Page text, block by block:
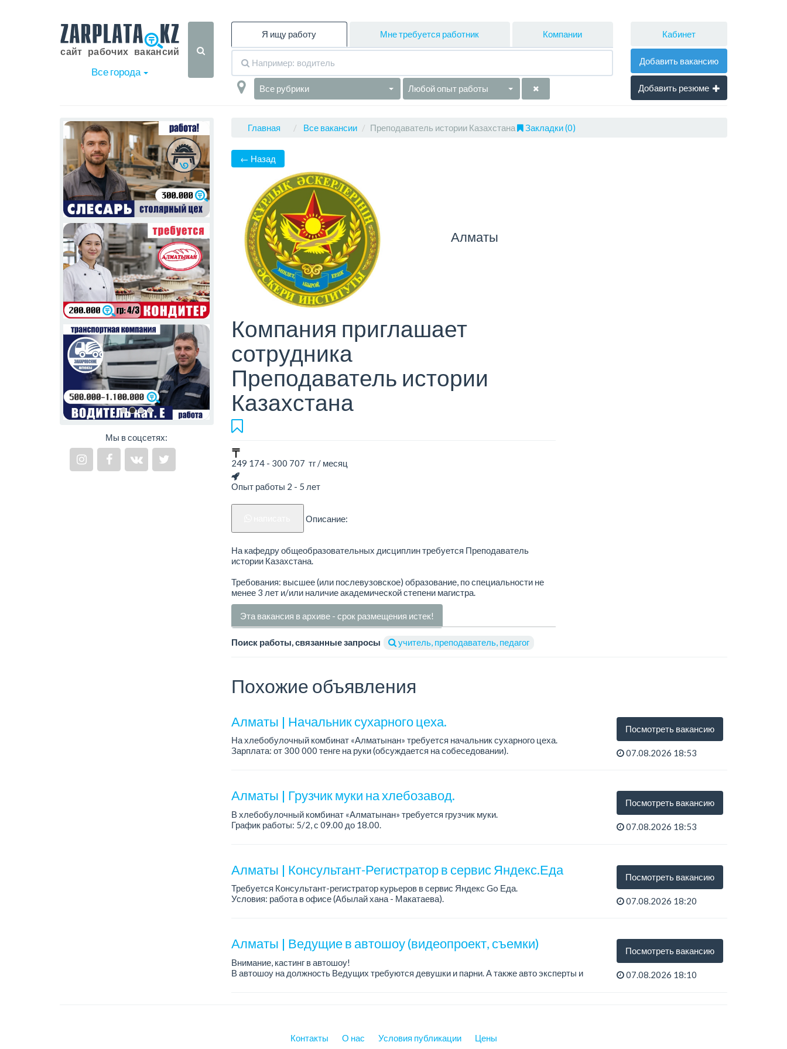
Все города
Я ищу работу Мне требуется работник Компании
Все рубрики Любой опыт работы
Кабинет
Добавить вакансию
Добавить резюме
Мы в соцсетях:
Главная Все вакансии Преподаватель истории Казахстана Закладки (0)
← Назад
Алматы
Компания приглашает
сотрудника
Преподаватель истории
Казахстана
249 174 - 300 707 тг / месяц
Опыт работы 2 - 5 лет
Описание:
На кафедру общеобразовательных дисциплин требуется Преподаватель
истории Казахстана.
Требования: высшее (или послевузовское) образование, по специальности не
менее 3 лет и/или наличие академической степени магистра.
Эта вакансия в архиве - срок размещения истек!
Поиск работы, связанные запросы учитель, преподаватель, педагог
Похожие объявления
Алматы | Начальник сухарного цеха.
На хлебобулочный комбинат «Алматынан» требуется начальник сухарного цеха.
Зарплата: от 300 000 тенге на руки (обсуждается на собеседовании).
Посмотреть вакансию
07.08.2026 18:53
Алматы | Грузчик муки на хлебозавод.
В хлебобулочный комбинат «Алматынан» требуется грузчик муки.
График работы: 5/2, с 09.00 до 18.00.
Посмотреть вакансию
07.08.2026 18:53
Алматы | Консультант-Регистратор в сервис Яндекс.Еда
Требуется Консультант-регистратор курьеров в сервис Яндекс Go Еда.
Условия: работа в офисе (Абылай хана - Макатаева).
Посмотреть вакансию
07.08.2026 18:20
Алматы | Ведущие в автошоу (видеопроект, съемки)
Внимание, кастинг в автошоу!
В автошоу на должность Ведущих требуются девушки и парни. А также авто эксперты и
Посмотреть вакансию
07.08.2026 18:10
Контакты О нас Условия публикации Цены